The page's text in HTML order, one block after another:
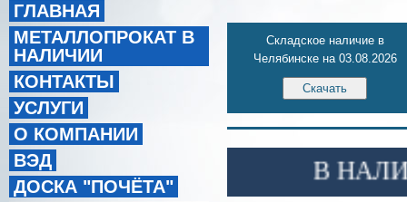
Складское наличие в
Челябинске на 03.08.2026
В
ГЛАВНАЯ
МЕТАЛЛОПРОКАТ В
НАЛИЧИИ
КОНТАКТЫ
УСЛУГИ
О КОМПАНИИ
ВЭД
ДОСКА "ПОЧЁТА"